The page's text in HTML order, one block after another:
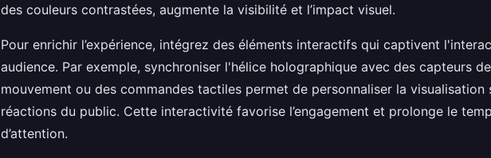
des couleurs contrastées, augmente la visibilité et l’impact visuel.
Pour enrichir l’expérience, intégrez des éléments interactifs qui captivent
audience. Par exemple, synchroniser l'hélice holographique avec des capteurs de
mouvement ou des commandes tactiles permet de personnaliser la visualisation
réactions du public. Cette interactivité favorise l’engagement et prolonge le
d’attention.